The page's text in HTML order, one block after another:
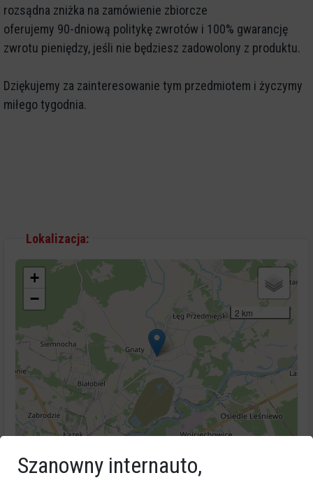
rozsądna zniżka na zamówienie zbiorcze
oferujemy 90-dniową politykę zwrotów i 100% gwarancję
zwrotu pieniędzy, jeśli nie będziesz zadowolony z produktu.
Dziękujemy za zainteresowanie tym przedmiotem i życzymy
miłego tygodnia.
Lokalizacja:
+
−
2 km
Szanowny internauto,